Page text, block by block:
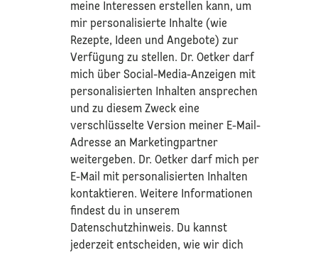
meine Interessen erstellen kann, um
mir personalisierte Inhalte (wie
Rezepte, Ideen und Angebote) zur
Verfügung zu stellen. Dr. Oetker darf
mich über Social-Media-Anzeigen mit
personalisierten Inhalten ansprechen
und zu diesem Zweck eine
verschlüsselte Version meiner E-Mail-
Adresse an Marketingpartner
weitergeben. Dr. Oetker darf mich per
E-Mail mit personalisierten Inhalten
kontaktieren. Weitere Informationen
findest du in unserem
Datenschutzhinweis. Du kannst
jederzeit entscheiden, wie wir dich